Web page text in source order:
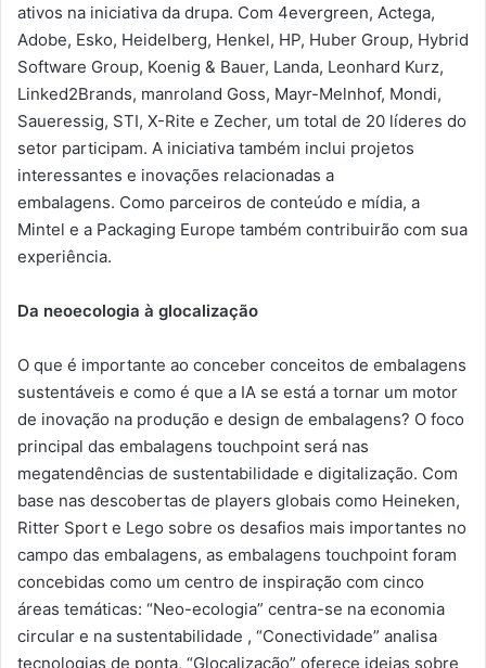
ativos na iniciativa da drupa. Com 4evergreen, Actega,
Adobe, Esko, Heidelberg, Henkel, HP, Huber Group, Hybrid
Software Group, Koenig & Bauer, Landa, Leonhard Kurz,
Linked2Brands, manroland Goss, Mayr-Melnhof, Mondi,
Saueressig, STI, X-Rite e Zecher, um total de 20 líderes do
setor participam. A iniciativa também inclui projetos
interessantes e inovações relacionadas a
embalagens. Como parceiros de conteúdo e mídia, a
Mintel e a Packaging Europe também contribuirão com sua
experiência.
Da neoecologia à glocalização
O que é importante ao conceber conceitos de embalagens
sustentáveis ​​e como é que a IA se está a tornar um motor
de inovação na produção e design de embalagens? O foco
principal das embalagens touchpoint será nas
megatendências de sustentabilidade e digitalização. Com
base nas descobertas de players globais como Heineken,
Ritter Sport e Lego sobre os desafios mais importantes no
campo das embalagens, as embalagens touchpoint foram
concebidas como um centro de inspiração com cinco
áreas temáticas: “Neo-ecologia” centra-se na economia
circular e na sustentabilidade , “Conectividade” analisa
tecnologias de ponta, “Glocalização” oferece ideias sobre